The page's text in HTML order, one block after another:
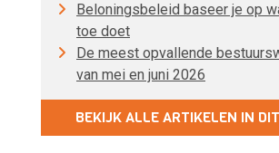
Beloningsbeleid baseer je op
toe doet
De meest opvallende
van mei en juni 2026
BEKIJK ALLE ARTIKELEN IN